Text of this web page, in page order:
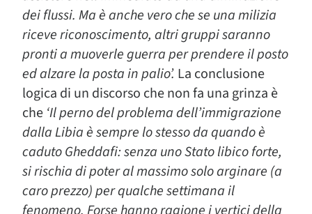
dei flussi. Ma è anche vero che se una milizia
riceve riconoscimento, altri gruppi saranno
pronti a muoverle guerra per prendere il posto
ed alzare la posta in palio’. La conclusione
logica di un discorso che non fa una grinza è
che ‘Il perno del problema dell’immigrazione
dalla Libia è sempre lo stesso da quando è
caduto Gheddafi: senza uno Stato libico forte,
si rischia di poter al massimo solo arginare (a
caro prezzo) per qualche settimana il